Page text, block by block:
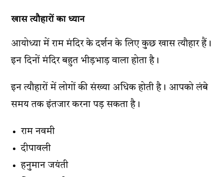
खास त्यौहारों का ध्यान
आयोध्या में राम मंदिर के दर्शन के लिए कुछ खास त्यौहार हैं।
इन दिनों मंदिर बहुत भीड़भाड़ वाला होता है।
इन त्यौहारों में लोगों की संख्या अधिक होती है। आपको लंबे
समय तक इंतजार करना पड़ सकता है।
राम नवमी
दीपावली
हनुमान जयंती